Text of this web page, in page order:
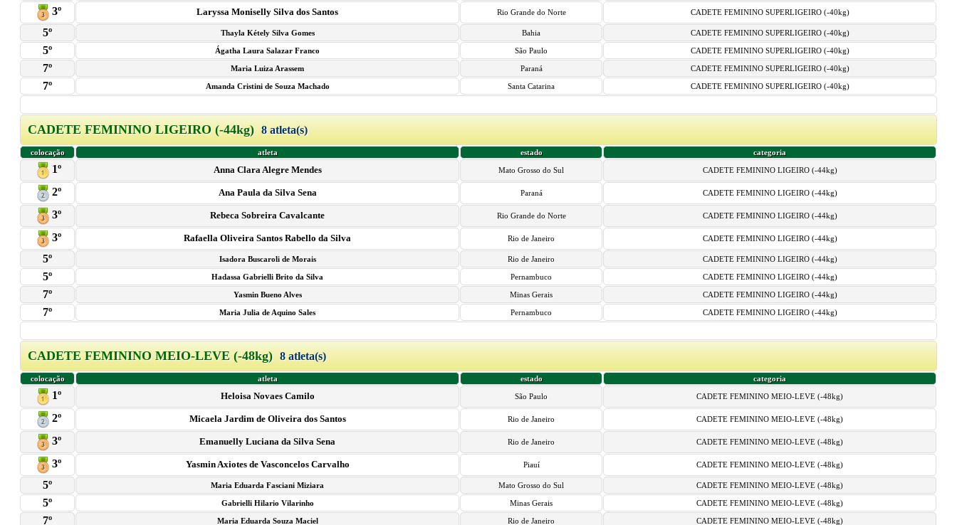
3º Laryssa Moniselly Silva dos Santos Rio Grande do Norte CADETE FEMININO SUPERLIGEIRO (-40kg)
5º Thayla Kétely Silva Gomes Bahia CADETE FEMININO SUPERLIGEIRO (-40kg)
5º Ágatha Laura Salazar Franco São Paulo CADETE FEMININO SUPERLIGEIRO (-40kg)
7º Maria Luiza Arassem Paraná CADETE FEMININO SUPERLIGEIRO (-40kg)
7º Amanda Cristini de Souza Machado Santa Catarina CADETE FEMININO SUPERLIGEIRO (-40kg)
CADETE FEMININO LIGEIRO (-44kg)8 atleta(s)
colocação atleta estado categoria
1º Anna Clara Alegre Mendes Mato Grosso do Sul CADETE FEMININO LIGEIRO (-44kg)
2º Ana Paula da Silva Sena Paraná CADETE FEMININO LIGEIRO (-44kg)
3º Rebeca Sobreira Cavalcante Rio Grande do Norte CADETE FEMININO LIGEIRO (-44kg)
3º Rafaella Oliveira Santos Rabello da Silva Rio de Janeiro CADETE FEMININO LIGEIRO (-44kg)
5º Isadora Buscaroli de Morais Rio de Janeiro CADETE FEMININO LIGEIRO (-44kg)
5º Hadassa Gabrielli Brito da Silva Pernambuco CADETE FEMININO LIGEIRO (-44kg)
7º Yasmin Bueno Alves Minas Gerais CADETE FEMININO LIGEIRO (-44kg)
7º Maria Julia de Aquino Sales Pernambuco CADETE FEMININO LIGEIRO (-44kg)
CADETE FEMININO MEIO-LEVE (-48kg)8 atleta(s)
colocação atleta estado categoria
1º Heloisa Novaes Camilo São Paulo CADETE FEMININO MEIO-LEVE (-48kg)
2º Micaela Jardim de Oliveira dos Santos Rio de Janeiro CADETE FEMININO MEIO-LEVE (-48kg)
3º Emanuelly Luciana da Silva Sena Rio de Janeiro CADETE FEMININO MEIO-LEVE (-48kg)
3º Yasmin Axiotes de Vasconcelos Carvalho Piauí CADETE FEMININO MEIO-LEVE (-48kg)
5º Maria Eduarda Fasciani Miziara Mato Grosso do Sul CADETE FEMININO MEIO-LEVE (-48kg)
5º Gabrielli Hilario Vilarinho Minas Gerais CADETE FEMININO MEIO-LEVE (-48kg)
7º Maria Eduarda Souza Maciel Rio de Janeiro CADETE FEMININO MEIO-LEVE (-48kg)